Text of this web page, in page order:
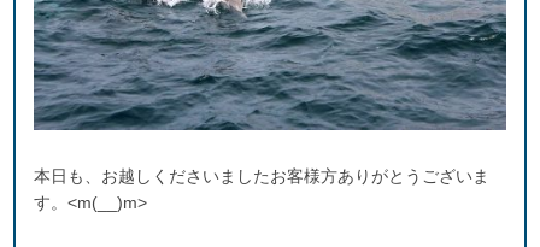
本日も、お越しくださいましたお客様方ありがとうございま
す。<m(__)m>